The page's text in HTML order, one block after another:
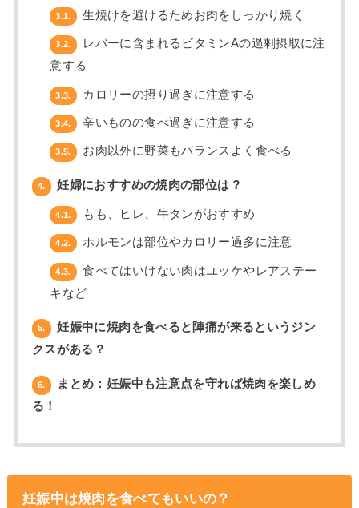
3.1. 生焼けを避けるためお肉をしっかり焼く
3.2.
レバーに含まれるビタミンAの過剰摂取に注
意する
3.3. カロリーの摂り過ぎに注意する
3.4. 辛いものの食べ過ぎに注意する
3.5. お肉以外に野菜もバランスよく食べる
4. 妊婦におすすめの焼肉の部位は？
4.1. もも、ヒレ、牛タンがおすすめ
4.2. ホルモンは部位やカロリー過多に注意
4.3.
食べてはいけない肉はユッケやレアステー
キなど
5.
妊娠中に焼肉を食べると陣痛が来るというジン
クスがある？
6.
まとめ：妊娠中も注意点を守れば焼肉を楽しめ
る！
妊娠中は焼肉を食べてもいいの？